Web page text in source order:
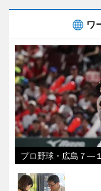
ワ
プロ野球・広島７―